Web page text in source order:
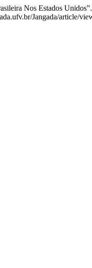
Nos Estados
Jangada/article/